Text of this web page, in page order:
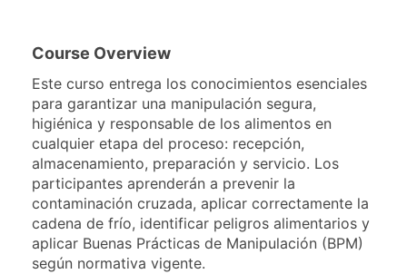
Course Overview
Este curso entrega los conocimientos esenciales
para garantizar una manipulación segura,
higiénica y responsable de los alimentos en
cualquier etapa del proceso: recepción,
almacenamiento, preparación y servicio. Los
participantes aprenderán a prevenir la
contaminación cruzada, aplicar correctamente la
cadena de frío, identificar peligros alimentarios y
aplicar Buenas Prácticas de Manipulación (BPM)
según normativa vigente.